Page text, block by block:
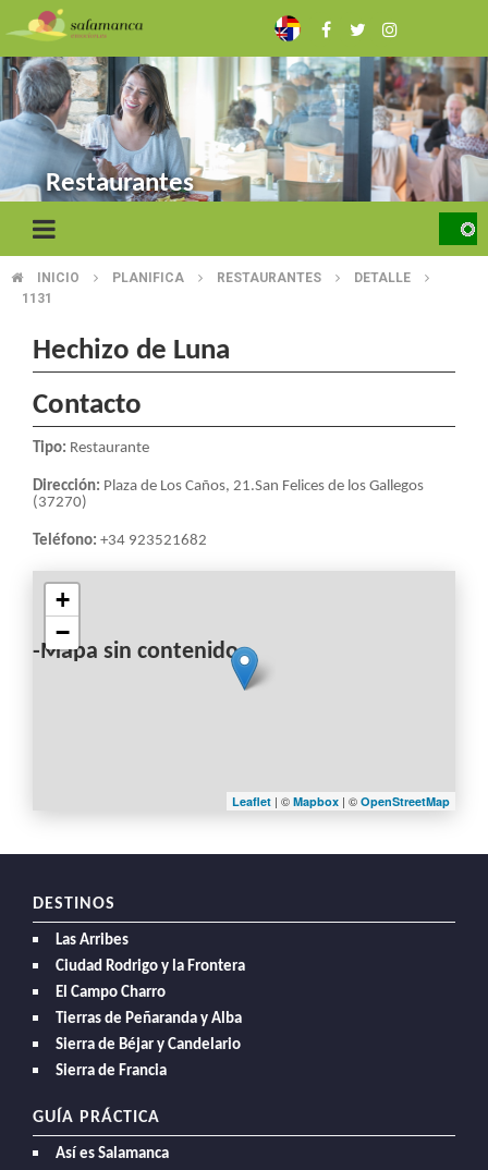
Pasar
al
contenido
principal
Restaurantes
SOBRESCRIBIR
DE
AYUDA
LA
NAVEGACIÓN
INICIO PLANIFICA RESTAURANTES
DETALLE
1131
Hechizo de Luna
Contacto
Tipo: Restaurante
Dirección: Plaza de Los Caños, 21.San Felices de los Gallegos
(37270)
Teléfono: +34 923521682
-Mapa sin contenido-
+
−
Leaflet | © Mapbox | © OpenStreetMap
DESTINOS
Las Arribes
Ciudad Rodrigo y la Frontera
El Campo Charro
Tierras de Peñaranda y Alba
Sierra de Béjar y Candelario
Sierra de Francia
GUÍA PRÁCTICA
Así es Salamanca